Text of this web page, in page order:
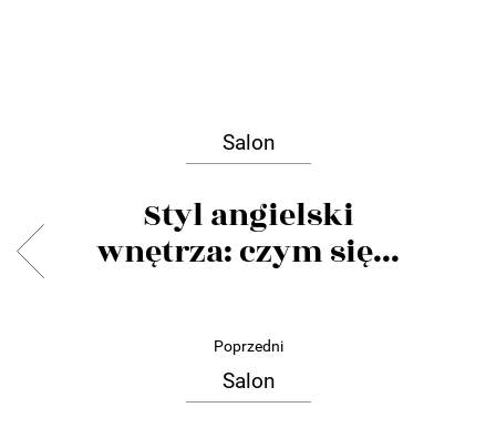
Salon
Styl angielski
wnętrza: czym się...
Poprzedni
Salon